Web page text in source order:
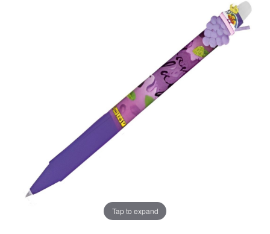
Tap to expand